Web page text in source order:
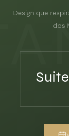
Design que
dos